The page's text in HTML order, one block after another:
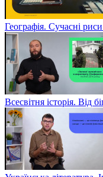
Географія. Сучасні
Всесвітня історія. Від